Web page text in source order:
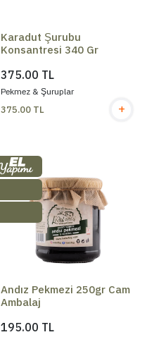
Karadut Şurubu
Konsantresi 340 Gr
375.00 TL
Pekmez & Şuruplar
375.00 TL +
Andız Pekmezi 250gr Cam
Ambalaj
195.00 TL